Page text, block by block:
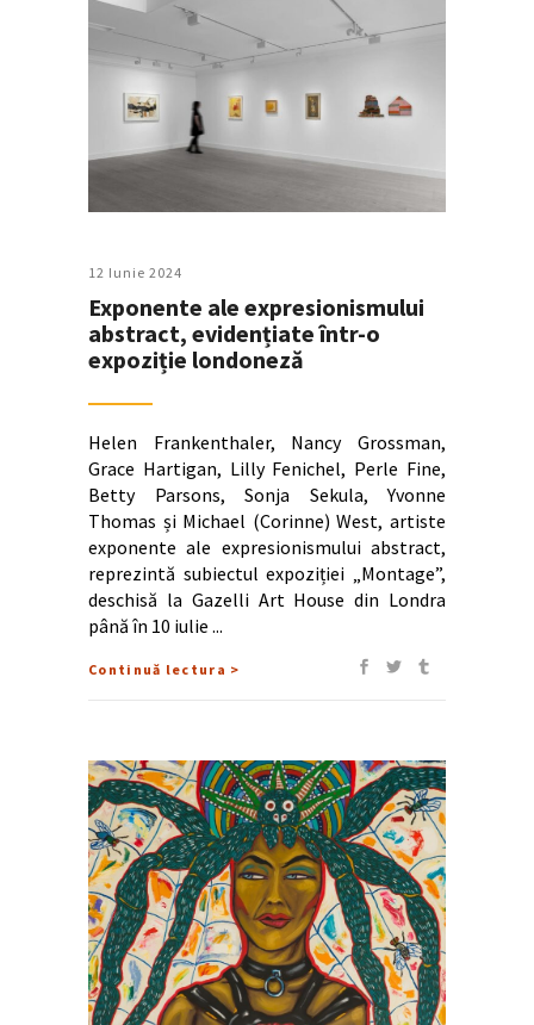
12 Iunie 2024
Exponente ale expresionismului
abstract, evidențiate într-o
expoziție londoneză
Helen Frankenthaler, Nancy Grossman,
Grace Hartigan, Lilly Fenichel, Perle Fine,
Betty Parsons, Sonja Sekula, Yvonne
Thomas și Michael (Corinne) West, artiste
exponente ale expresionismului abstract,
reprezintă subiectul expoziției „Montage”,
deschisă la Gazelli Art House din Londra
până în 10 iulie
Continuă lectura >